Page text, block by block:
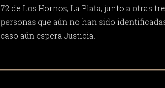
72 de Los Hornos, La Plata, junto a otras
personas que aún no han sido
caso aún espera Justicia.